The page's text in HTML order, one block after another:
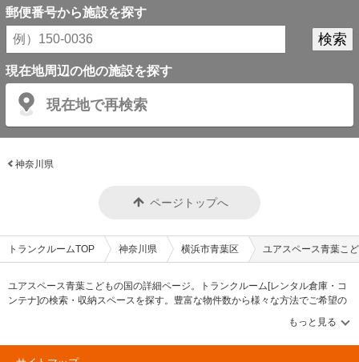
郵便番号から施設を探す
現在地周辺の他の施設を探す
現在地で再検索
神奈川県
ページトップへ
トランクルームTOP 神奈川県 横浜市青葉区 ユアスペース青葉こ
ユアスペース青葉こどもの国の詳細ページ。トランクルーム[レンタル倉庫・コ
ンテナ]の検索・収納スペースを探す。豊富な物件数から様々な方法でご希望の
収納スペースを簡単に探せるトランクルーム情報サイトです。ユアスペース青
葉こどもの国の住所・最寄りの駅、物件タイプのご紹介や料金表、お得なキャ
ンペーン情報もあります。気になる物件タイプを見つけたら、メールか電話で
お問合せが可能です（無料）。